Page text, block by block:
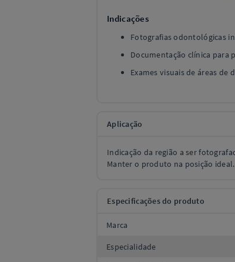
Indicações
Fotografias odontológicas
Documentação clínica para
Exames visuais de áreas de
Aplicação
Indicação da região a ser
Manter o produto na posição ideal.
Especificações do produto
Marca
Especialidade